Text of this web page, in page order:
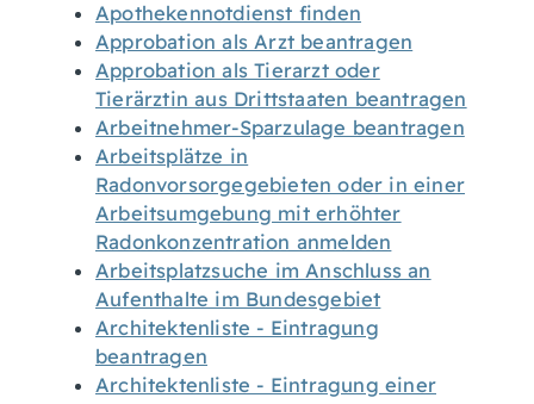
Apothekennotdienst finden
Approbation als Arzt beantragen
Approbation als Tierarzt oder
Tierärztin aus Drittstaaten beantragen
Arbeitnehmer-Sparzulage beantragen
Arbeitsplätze in
Radonvorsorgegebieten oder in einer
Arbeitsumgebung mit erhöhter
Radonkonzentration anmelden
Arbeitsplatzsuche im Anschluss an
Aufenthalte im Bundesgebiet
Architektenliste - Eintragung
beantragen
Architektenliste - Eintragung einer